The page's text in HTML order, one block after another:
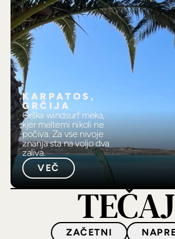
KARPATOS,
GRČIJA
Grška windsurf meka,
kjer meltemi nikoli ne
počiva. Za vse nivoje
znanja sta na voljo dva
zaliva.
VEČ
ZAČETNI